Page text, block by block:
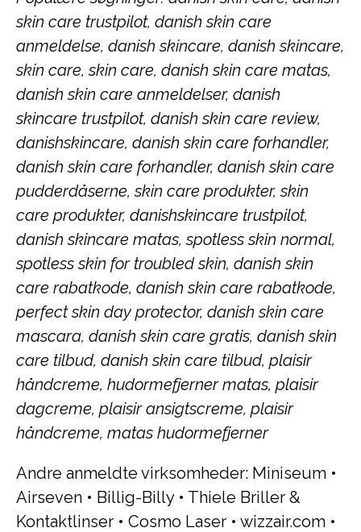
skin care trustpilot, danish skin care
anmeldelse, danish skincare, danish skincare,
skin care, skin care, danish skin care matas,
danish skin care anmeldelser, danish
skincare trustpilot, danish skin care review,
danishskincare, danish skin care forhandler,
danish skin care forhandler, danish skin care
pudderdåserne, skin care produkter, skin
care produkter, danishskincare trustpilot,
danish skincare matas, spotless skin normal,
spotless skin for troubled skin, danish skin
care rabatkode, danish skin care rabatkode,
perfect skin day protector, danish skin care
mascara, danish skin care gratis, danish skin
care tilbud, danish skin care tilbud, plaisir
håndcreme, hudormefjerner matas, plaisir
dagcreme, plaisir ansigtscreme, plaisir
håndcreme, matas hudormefjerner
Andre anmeldte virksomheder: Miniseum •
Airseven • Billig-Billy• Thiele Briller &
Kontaktlinser • Cosmo Laser • wizzair.com •